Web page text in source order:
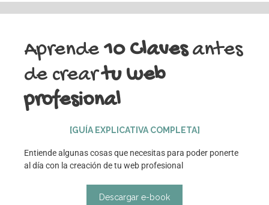
Aprende10 Clavesantes
de creartu web
profesional
[GUÍA EXPLICATIVA COMPLETA]
Entiende algunas cosas que necesitas para poder ponerte
al día con la creación de tu web profesional
Descargar e-book